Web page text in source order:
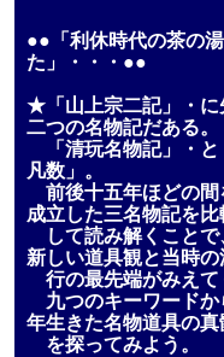
●●「利休時代の茶の
た」・・・●●
★「山上宗二記」・に
二つの名物記だある。
「清玩名物記」・と
凡数」。
前後十五年ほどの間
成立した三名物記を比
して読み解くことで
新しい道具観と当時の
行の最先端がみえて
九つのキーワードか
年生きた名物道具の真
を探ってみよう。